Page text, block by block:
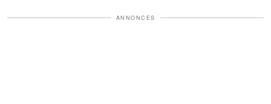
ANNONCES